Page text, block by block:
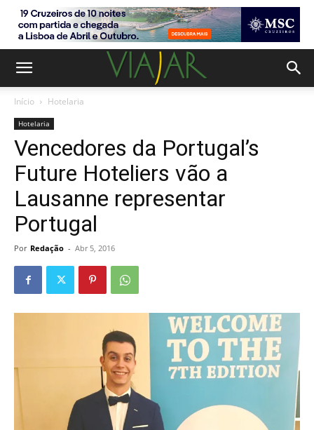
Início Hotelaria
Hotelaria
Vencedores da Portugal’s
Future Hoteliers vão a
Lausanne representar
Portugal
Por Redação - Abr 5, 2016